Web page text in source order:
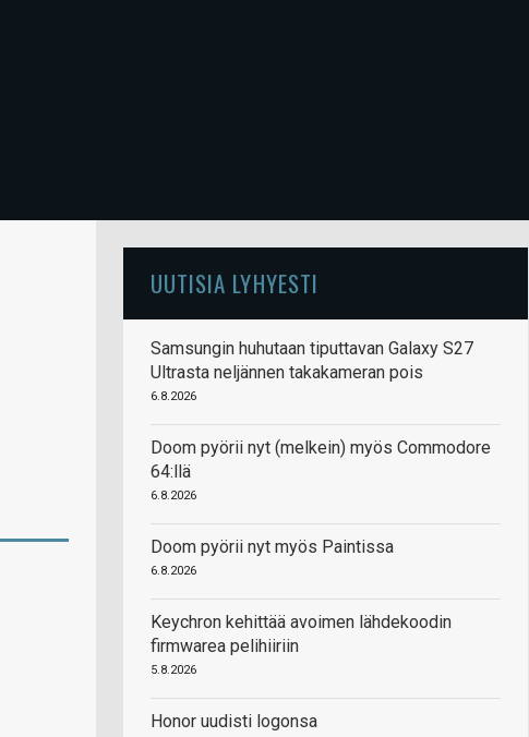
UUTISIA LYHYESTI
Samsungin huhutaan tiputtavan Galaxy S27
Ultrasta neljännen takakameran pois
6.8.2026
Doom pyörii nyt (melkein) myös Commodore
64:llä
6.8.2026
Doom pyörii nyt myös Paintissa
6.8.2026
Keychron kehittää avoimen lähdekoodin
firmwarea pelihiiriin
5.8.2026
Honor uudisti logonsa